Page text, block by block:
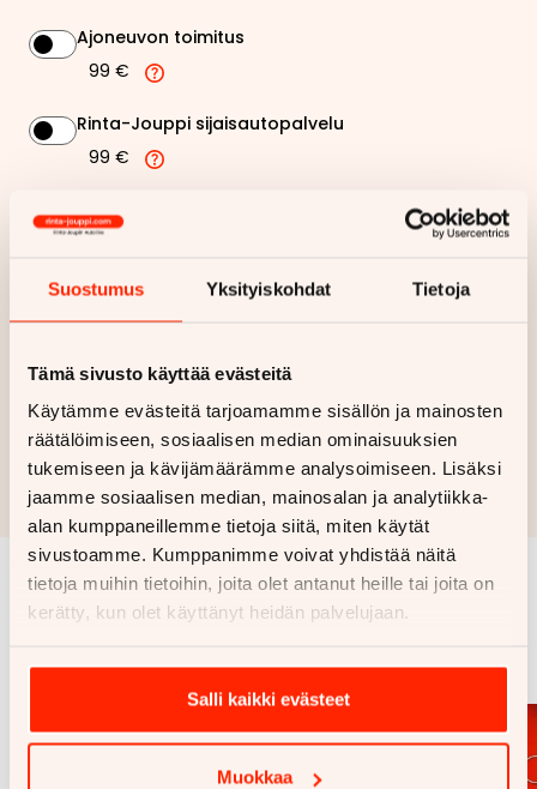
Suostumus Yksityiskohdat Tietoja
Tämä sivusto käyttää evästeitä
Käytämme evästeitä tarjoamamme sisällön ja mainosten
räätälöimiseen, sosiaalisen median ominaisuuksien
tukemiseen ja kävijämäärämme analysoimiseen. Lisäksi
jaamme sosiaalisen median, mainosalan ja analytiikka-
alan kumppaneillemme tietoja siitä, miten käytät
sivustoamme. Kumppanimme voivat yhdistää näitä
tietoja muihin tietoihin, joita olet antanut heille tai joita on
kerätty, kun olet käyttänyt heidän palvelujaan.
Salli kaikki evästeet
Muokkaa
Ajoneuvon toimitus
99 €
Rinta-Jouppi sijaisautopalvelu
99 €
243,24 €
Näytähintaerittely
Haluan myös tarjouksen vakuutuksesta
Hae rahoitustarjous
Rahoituslaskelma on suuntaa antava ja edellyttää hyväksytyn
luottopäätöksen ja kaskovakuutuksen.
Samankaltaisia ajoneuvoja